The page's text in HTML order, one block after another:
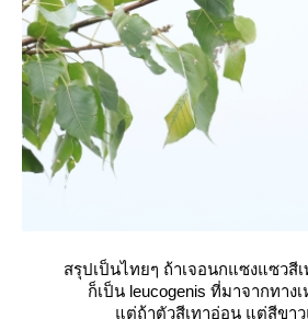
สรุปเป็นไทยๆ ถ้าเจอนกแซงแซวสี
ก็เป็น leucogenis ที่มาจากทาง
ต่ถ้าตัวสีเทาอ่อน แต่สีขา